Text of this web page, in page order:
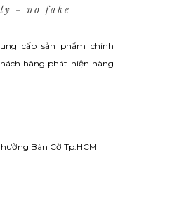
cấp sản phẩm chính
hàng phát hiện hàng
Bàn Cờ Tp.HCM